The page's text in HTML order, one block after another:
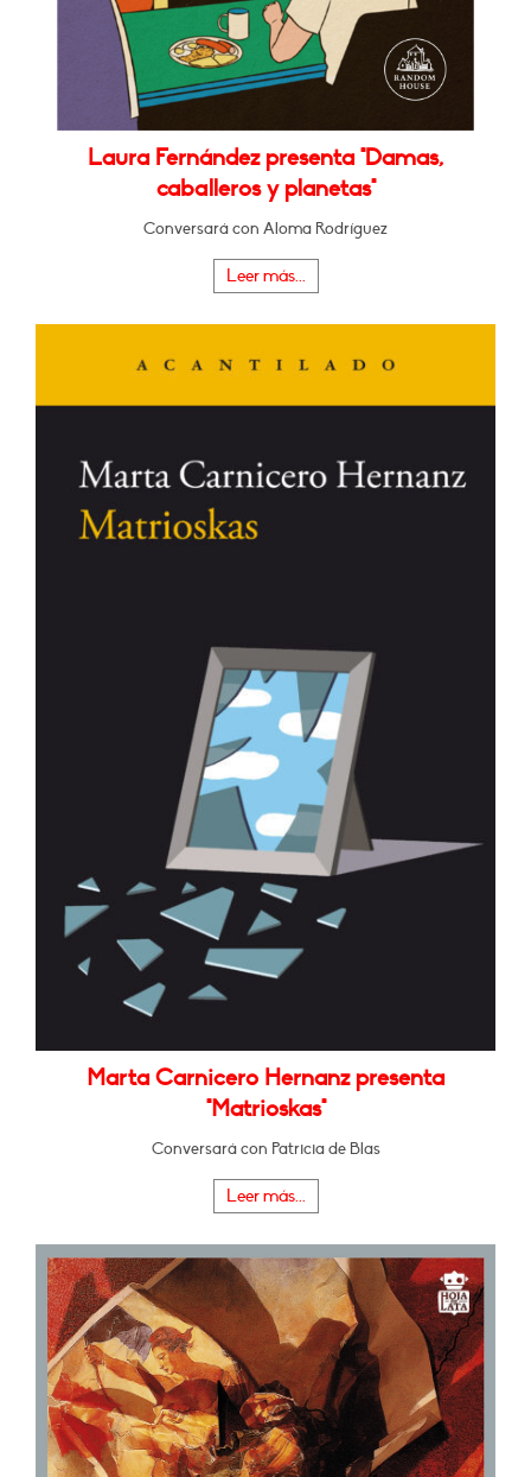
Laura Fernández presenta "Damas,
caballeros y planetas"
Conversará con Aloma Rodríguez
Leer más...
Marta Carnicero Hernanz presenta
"Matrioskas"
Conversará con Patricia de Blas
Leer más...